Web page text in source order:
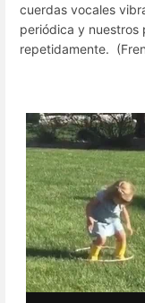
cuerdas vocales
periódica y nuestros
repetidamente.